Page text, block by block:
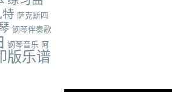
萨克斯四
钢琴伴奏歌
钢琴音乐 阿
版乐谱